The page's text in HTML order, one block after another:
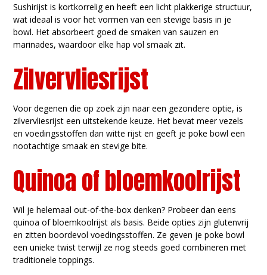
Sushirijst is kortkorrelig en heeft een licht plakkerige structuur,
wat ideaal is voor het vormen van een stevige basis in je
bowl. Het absorbeert goed de smaken van sauzen en
marinades, waardoor elke hap vol smaak zit.
Zilvervliesrijst
Voor degenen die op zoek zijn naar een gezondere optie, is
zilvervliesrijst een uitstekende keuze. Het bevat meer vezels
en voedingsstoffen dan witte rijst en geeft je poke bowl een
nootachtige smaak en stevige bite.
Quinoa of bloemkoolrijst
Wil je helemaal out-of-the-box denken? Probeer dan eens
quinoa of bloemkoolrijst als basis. Beide opties zijn glutenvrij
en zitten boordevol voedingsstoffen. Ze geven je poke bowl
een unieke twist terwijl ze nog steeds goed combineren met
traditionele toppings.